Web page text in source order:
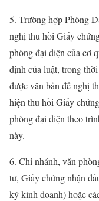
5. Trường hợp Phòng
nghị thu hồi Giấy
phòng đại diện của cơ
định của luật, trong
được văn bản đề nghị
hiện thu hồi Giấy
phòng đại diện theo
này.
6. Chi nhánh, văn
tư, Giấy chứng nhận
ký kinh doanh) hoặc